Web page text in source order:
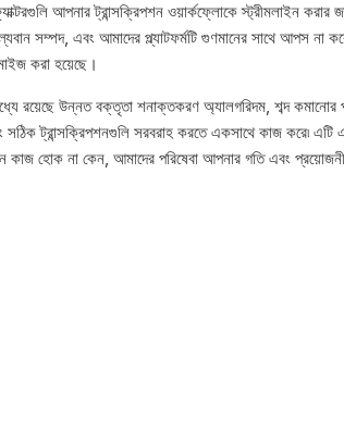
আপনার ট্রান্সক্রিপশন ওয়ার্কফ্লোকে স্ট্রীমলাইন করার
সম্পদ, এবং আমাদের প্ল্যাটফর্মটি গুণমানের সাথে আপস না
করা হয়েছে।
রয়েছে উন্নত বক্তৃতা শনাক্তকরণ অ্যালগরিদম, শব্দ
ট্রান্সক্রিপশনগুলি সরবরাহ করতে একসাথে কাজ করে৷ এটি
কাজ হোক না কেন, আমাদের পরিষেবা আপনার গতি এবং